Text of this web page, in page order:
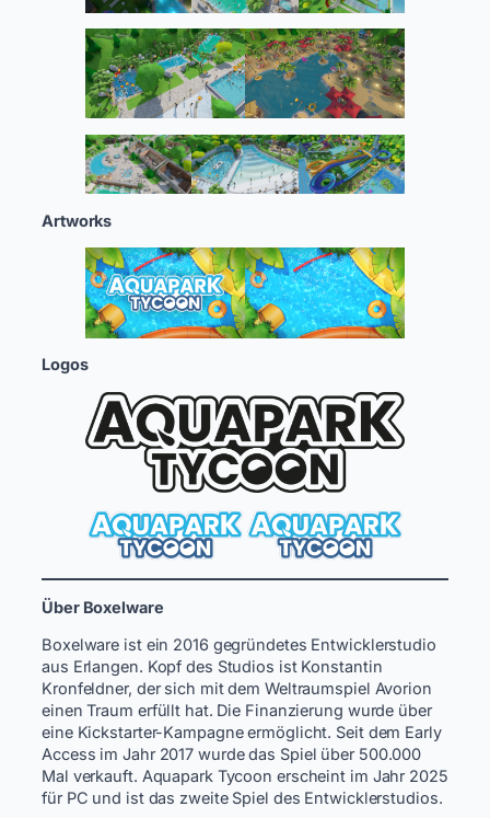
Artworks
Logos
Über Boxelware
​Boxelware ist ein 2016 gegründetes Entwicklerstudio
aus Erlangen. Kopf des Studios ist Konstantin
Kronfeldner, der sich mit dem Weltraumspiel Avorion
einen Traum erfüllt hat. Die Finanzierung wurde über
eine Kickstarter-Kampagne ermöglicht. Seit dem Early
Access im Jahr 2017 wurde das Spiel über 500.000
Mal verkauft. ­Aquapark Tycoon erscheint im Jahr 2025
für PC und ist das zweite Spiel des Entwicklerstudios.